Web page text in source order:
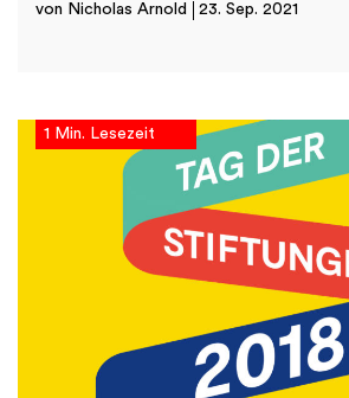
von Nicholas Arnold 23. Sep. 2021
1 Min. Lesezeit